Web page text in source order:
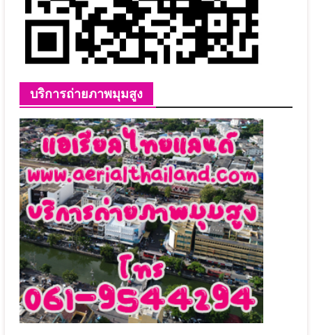
บริการถ่ายภาพมุมสูง